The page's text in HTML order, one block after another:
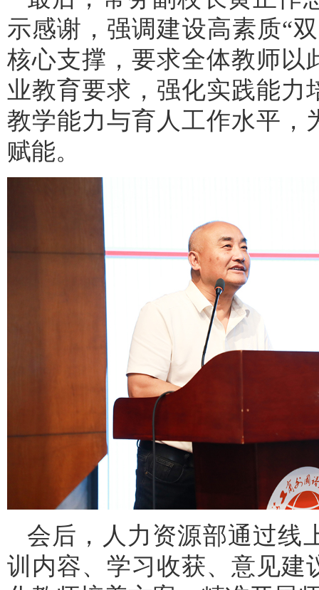
示感谢，强调建设高素质“
核心支撑，要求全体教师以
业教育要求，强化实践能力
教学能力与育人工作水平，
赋能。
会后，人力资源部通过线
训内容、学习收获、意见建